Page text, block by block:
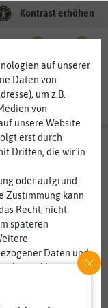
Kontrast erhöhen
auf unserer
Daten von
um z.B.
von
unsere Website
erst durch
Dritten, die wir in
oder aufgrund
Zustimmung kann
Recht, nicht
späteren
Daten und
.